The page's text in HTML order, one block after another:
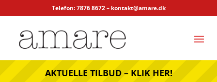
Telefon: 7876 8672 – kontakt@amare.dk
AKTUELLE TILBUD – KLIK HER!